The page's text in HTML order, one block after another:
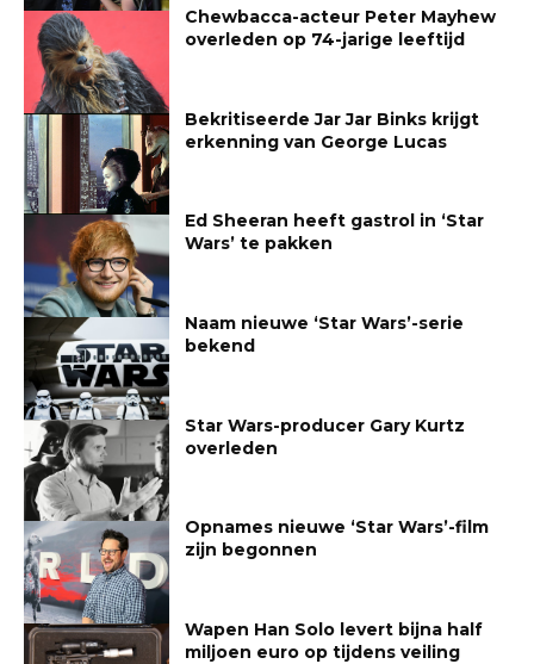
Chewbacca-acteur Peter Mayhew
overleden op 74-jarige leeftijd
Bekritiseerde Jar Jar Binks krijgt
erkenning van George Lucas
Ed Sheeran heeft gastrol in ‘Star
Wars’ te pakken
Naam nieuwe ‘Star Wars’-serie
bekend
Star Wars-producer Gary Kurtz
overleden
Opnames nieuwe ‘Star Wars’-film
zijn begonnen
Wapen Han Solo levert bijna half
miljoen euro op tijdens veiling